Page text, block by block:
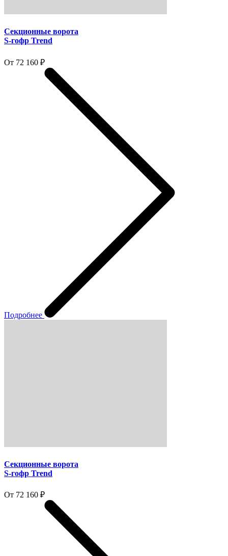
Секционные ворота
S-гофр Trend
От 72 160 ₽
Подробнее
Секционные ворота
S-гофр Trend
От 72 160 ₽